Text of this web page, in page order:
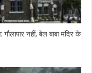
नहीं, बेल बाबा मंदिर के